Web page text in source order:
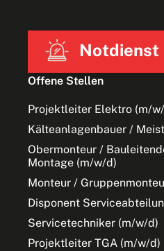
Notdienst
Offene Stellen
Projektleiter Elektro (m/
Kälteanlagenbauer /
Obermonteur /
Montage (m/w/d)
Monteur /
Disponent
Servicetechniker (m/w/d)
Projektleiter TGA (m/w/d)